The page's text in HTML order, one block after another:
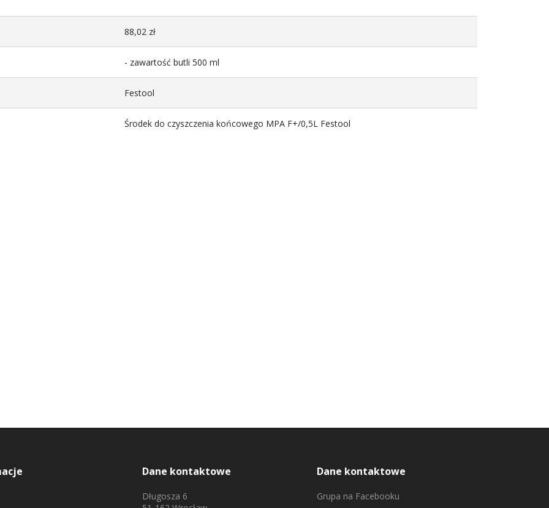
88,02 zł
- zawartość butli 500 ml
Festool
Środek do czyszczenia końcowego MPA F+/0,5L Festool
Dane kontaktowe
Długosza 6
Dane kontaktowe
Grupa na Facebooku